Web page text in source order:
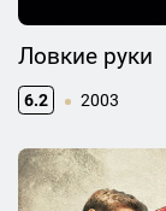
Ловкие руки
6.2 2003